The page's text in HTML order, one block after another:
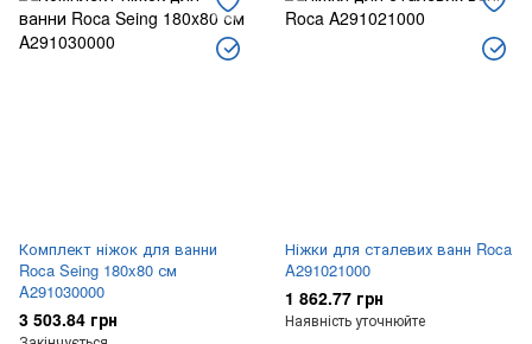
Комплект ніжок для ванни
Roca Seing 180x80 см
A291030000
3 503.84 грн
Ніжки для сталевих ванн Roca
A291021000
1 862.77 грн
Наявність уточнюйте